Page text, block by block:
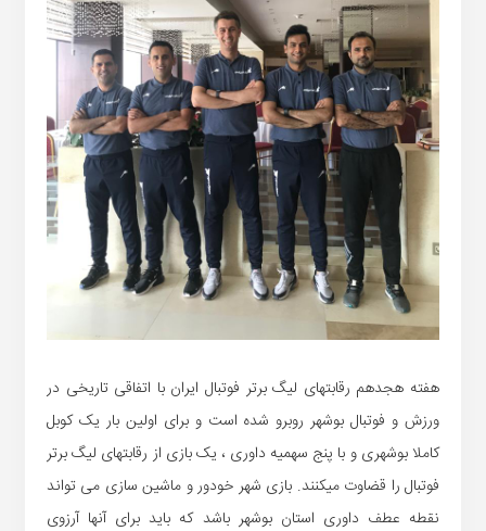
هفته هجدهم رقابتهای لیگ برتر فوتبال ایران با اتفاقی تاریخی در
ورزش و فوتبال بوشهر روبرو شده است و برای اولین بار یک کوبل
کاملا بوشهری و با پنج سهمیه داوری ، یک بازی از رقابتهای لیگ برتر
فوتبال را قضاوت میکنند. بازی شهر خودور و ماشین سازی می تواند
نقطه عطف داوری استان بوشهر باشد که باید برای آنها آرزوی